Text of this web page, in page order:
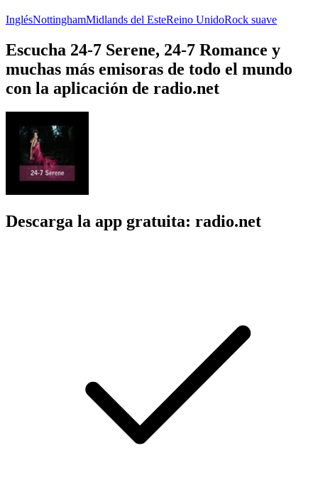
InglésNottinghamMidlands del EsteReino UnidoRock suave
Escucha 24-7 Serene, 24-7 Romance y
muchas más emisoras de todo el mundo
con la aplicación de radio.net
Descarga la app gratuita: radio.net